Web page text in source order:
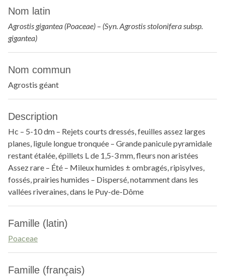
Nom latin
Agrostis gigantea (Poaceae) – (Syn. Agrostis stolonifera subsp.
gigantea)
Nom commun
Agrostis géant
Description
Hc – 5-10 dm – Rejets courts dressés, feuilles assez larges
planes, ligule longue tronquée – Grande panicule pyramidale
restant étalée, épillets L de 1,5-3 mm, fleurs non aristées
Assez rare – Été – Mileux humides ± ombragés, ripisylves,
fossés, prairies humides – Dispersé, notamment dans les
vallées riveraines, dans le Puy-de-Dôme
Famille (latin)
Poaceae
Famille (français)